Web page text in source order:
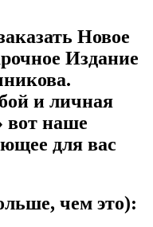
Новое
Издание
и личная
вот наше
для вас
чем это):